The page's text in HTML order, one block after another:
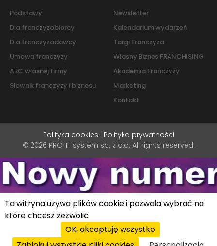
Podstawy
Dla franczyzobiorcy
Dla franczyzodawcy
Umowa franczyzy
ABC własnej firmy
Słownik franczyzy i biznesu
Newsletter
Kalendarium wydarzeń
Targi Franczyza
Własny Biznes FRANCHISING
Akademia Franczyzy
Marketing
Kontakt
Polityka cookies
Polityka prywatności
© 2026 PROFIT system sp. z o.o. All rights reserved.
Ta witryna używa plików cookie i pozwala wybrać na
które chcesz zezwolić
OK, akceptuję wszystko